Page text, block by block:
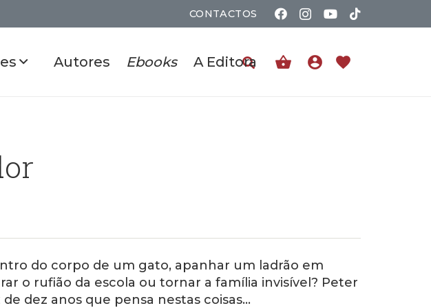
CONTACTOS
Autores Ebooks A Editora shopping_basket account_circle favorite
do corpo de um gato, apanhar um ladrão em
o rufião da escola ou tornar a família invisível? Peter
dez anos que pensa nestas coisas…